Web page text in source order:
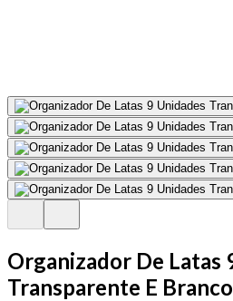
Organizador De Latas
Transparente E